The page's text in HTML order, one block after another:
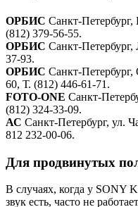
ОРБИС Санкт-Петербург,
(812) 379-56-55.
ОРБИС Санкт-Петербург,
37-93.
ОРБИС Санкт-Петербург,
60, Т. (812) 446-61-71.
FOTO-ONE Санкт-
(812) 324-33-09.
АС Санкт-Петербург, ул.
812 232-00-06.
Для продвинутых
В случаях, когда у SONY
звук есть, часто не